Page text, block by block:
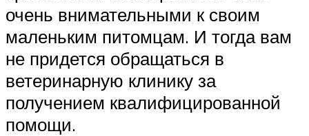
очень внимательными к своим
маленьким питомцам. И тогда вам
не придется обращаться в
ветеринарную клинику за
получением квалифицированной
помощи.